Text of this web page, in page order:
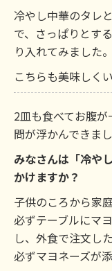
冷やし中華のタレ
で、さっぱりとす
り入れてみました。
こちらも美味しく
2皿も食べてお腹
問が浮かんできまし
みなさんは「冷や
かけますか？
子供のころから家
必ずテーブルにマ
し、外食で注文し
必ずマヨネーズが